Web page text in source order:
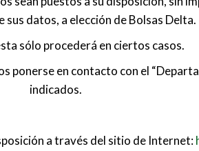
sus datos, a elección de Bolsas Delta.
sólo procederá en ciertos casos.
en contacto con el
indicados.
a través del sitio de Internet: